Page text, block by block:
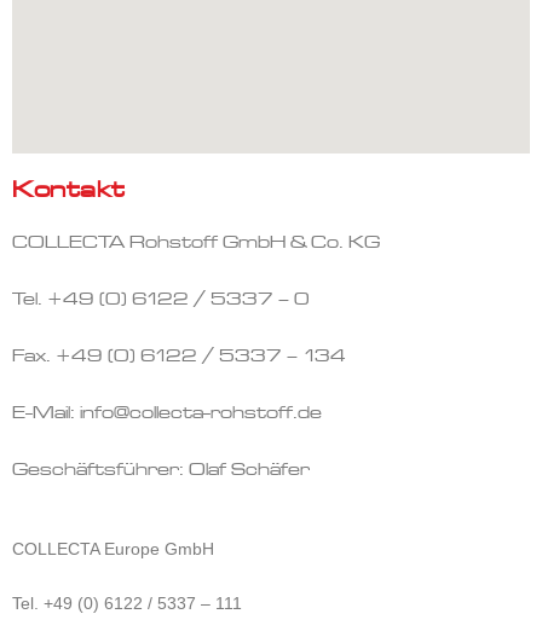
Kontakt
COLLECTA Rohstoff GmbH & Co. KG
Tel. +49 (0) 6122 / 5337 – 0
Fax. +49 (0) 6122 / 5337 – 134
E-Mail: info@collecta-rohstoff.de
Geschäftsführer: Olaf Schäfer
COLLECTA Europe GmbH
Tel. +49 (0) 6122 / 5337 – 111